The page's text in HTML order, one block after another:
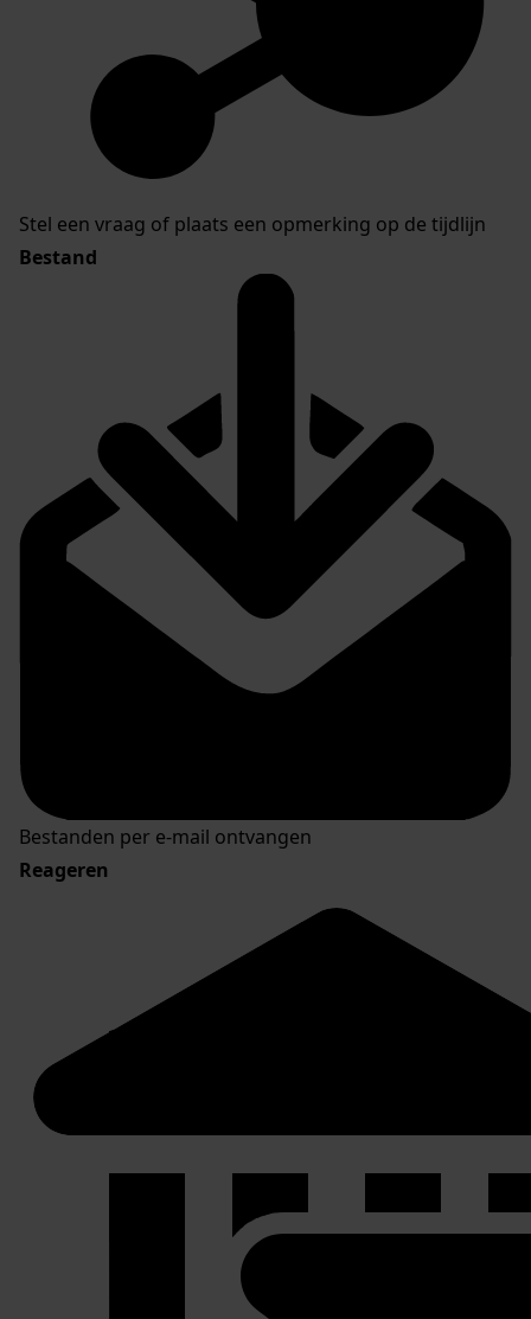
Stel een vraag of plaats een opmerking op de tijdlijn
Bestand
Bestanden per e-mail ontvangen
Reageren